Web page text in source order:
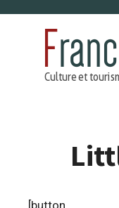
[button